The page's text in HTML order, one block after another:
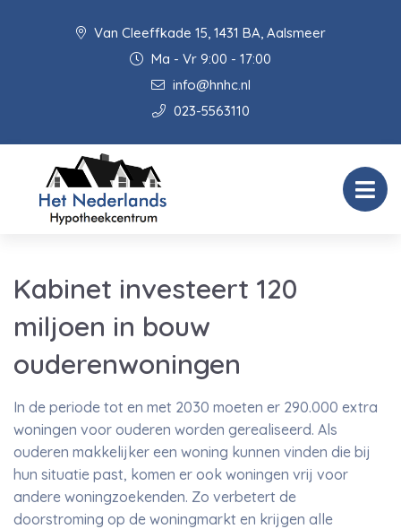
Van Cleeffkade 15, 1431 BA, Aalsmeer
Ma - Vr 9:00 - 17:00
info@hnhc.nl
023-5563110
Kabinet investeert 120
miljoen in bouw
ouderenwoningen
In de periode tot en met 2030 moeten er 290.000 extra
woningen voor ouderen worden gerealiseerd. Als
ouderen makkelijker een woning kunnen vinden die bij
hun situatie past, komen er ook woningen vrij voor
andere woningzoekenden. Zo verbetert de
doorstroming op de woningmarkt en krijgen alle